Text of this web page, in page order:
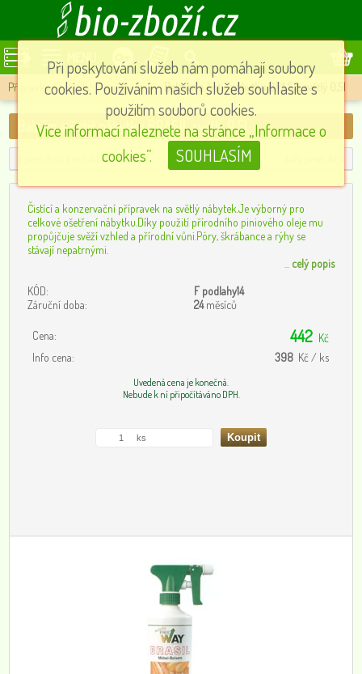
MENU
Přípravky na podlahy a nábytek » Balzám a čistič nábytku BRASIL světlý 0,5l
Balzám a čistič nábytku BRASIL světlý 0,5l
Čistící a konzervační přípravek na světlý nábytek.Je výborný pro
celkové ošetření nábytku.Díky použití přírodního piniového oleje mu
propůjčuje svěží vzhled a přírodní vůni.Póry, škrábance a rýhy se
stávají nepatrnými.
celý popis
KÓD:
F podlahy14
Záruční doba:
24měsíců
Cena: 442 Kč
Info cena:
398 Kč / ks
Uvedená cena je konečná.
Nebude k ní připočítáváno DPH.
Při poskytování služeb nám pomáhají soubory
cookies. Používáním našich služeb souhlasíte s
použitím souborů cookies.
Více informací naleznete na stránce „Informace o
cookies”.
SOUHLASÍM